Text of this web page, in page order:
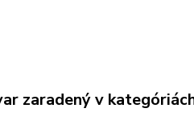
zaradený v